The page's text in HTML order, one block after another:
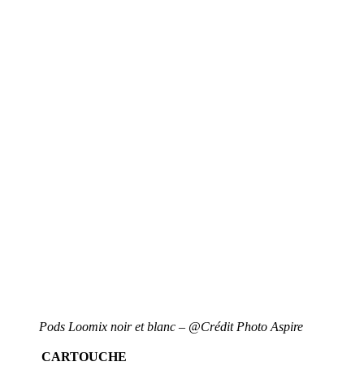
Pods Loomix noir et blanc – @Crédit Photo Aspire
CARTOUCHE